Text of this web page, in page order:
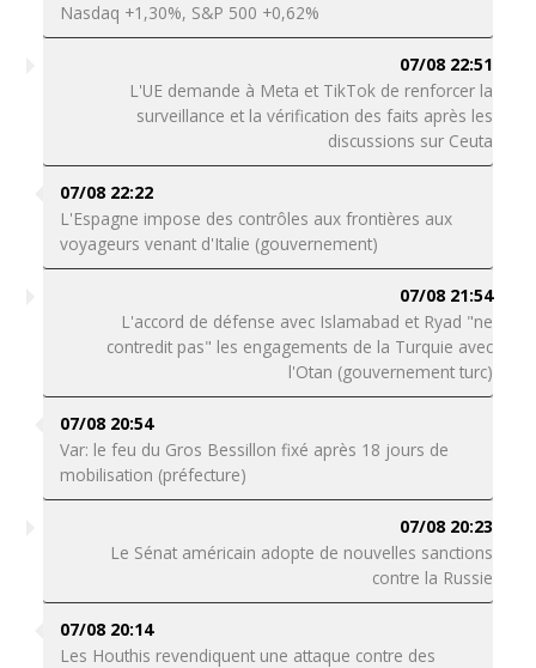
Nasdaq +1,30%, S&P 500 +0,62%
07/08 22:51
L'UE demande à Meta et TikTok de renforcer la
surveillance et la vérification des faits après les
discussions sur Ceuta
07/08 22:22
L'Espagne impose des contrôles aux frontières aux
voyageurs venant d'Italie (gouvernement)
07/08 21:54
L'accord de défense avec Islamabad et Ryad "ne
contredit pas" les engagements de la Turquie avec
l'Otan (gouvernement turc)
07/08 20:54
Var: le feu du Gros Bessillon fixé après 18 jours de
mobilisation (préfecture)
07/08 20:23
Le Sénat américain adopte de nouvelles sanctions
contre la Russie
07/08 20:14
Les Houthis revendiquent une attaque contre des